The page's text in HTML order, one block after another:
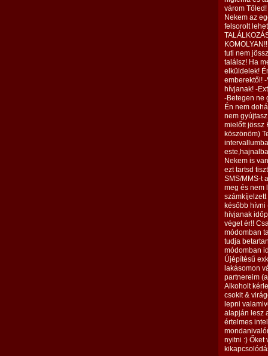
várom
Nekem az
felsorolt
tuti nem
találsz! Ha
elküldelek!
emberektől!
hívjanak! -
-Betegen ne
Én nem
nem
mielőtt jössz
köszönöm)
Nekem is
ezt tartsd
SMS/MMS-t
meg és nem
később hívni
hívjanak
véget ér!!
módomban
tudja
módomban
Újépítésű
lakásomon
partnereim
Alkoholt
csokit &
lepni
alapján lesz
értelmes
nyitni :) Őket